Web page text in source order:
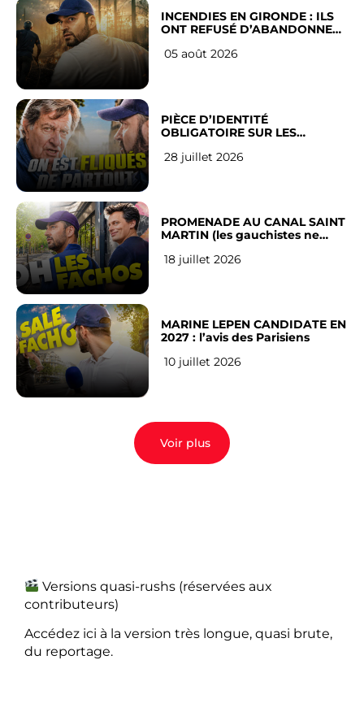
INCENDIES EN GIRONDE : ILS
ONT REFUSÉ D’ABANDONNER
05 août 2026
PIÈCE D’IDENTITÉ
OBLIGATOIRE SUR LES
Français
28 juillet 2026
PROMENADE AU CANAL SAINT
MARTIN (les gauchistes ne
18 juillet 2026
MARINE LEPEN CANDIDATE EN
2027 : l’avis des Parisiens
10 juillet 2026
Voir plus
Versions quasi-rushs (réservées aux
contributeurs)
Accédez ici à la version très longue, quasi brute,
du reportage.